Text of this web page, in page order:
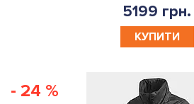
5199 грн.
КУПИТИ
- 24 %